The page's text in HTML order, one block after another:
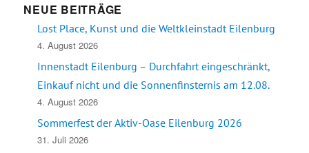
NEUE BEITRÄGE
Lost Place, Kunst und die Weltkleinstadt Eilenburg
4. August 2026
Innenstadt Eilenburg – Durchfahrt eingeschränkt,
Einkauf nicht und die Sonnenfinsternis am 12.08.
4. August 2026
Sommerfest der Aktiv-Oase Eilenburg 2026
31. Juli 2026